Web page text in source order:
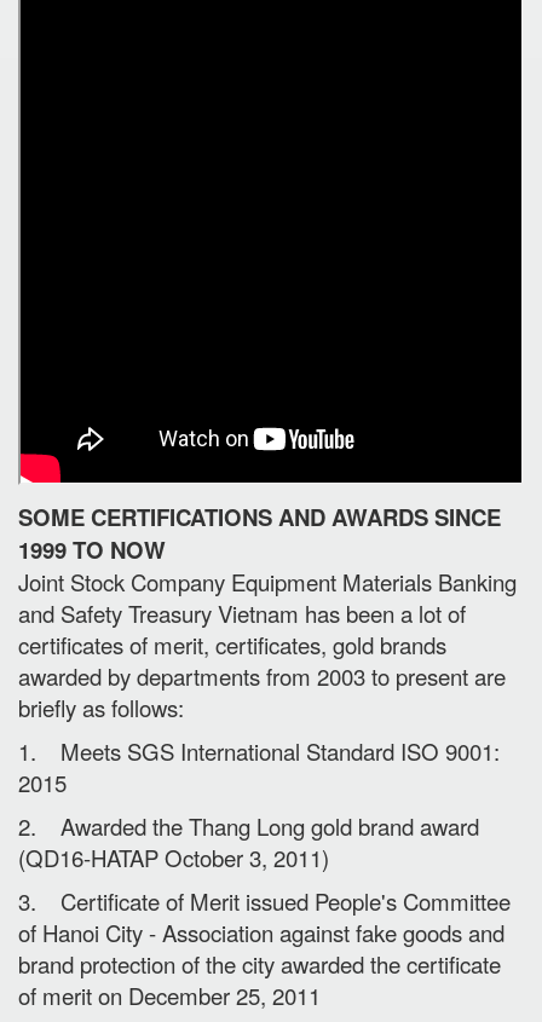
SOME CERTIFICATIONS AND AWARDS SINCE
1999 TO NOW
Joint Stock Company Equipment Materials Banking
and Safety Treasury Vietnam has been a lot of
certificates of merit, certificates, gold brands
awarded by departments from 2003 to present are
briefly as follows:
1. Meets SGS International Standard ISO 9001:
2015
2. Awarded the Thang Long gold brand award
(QD16-HATAP October 3, 2011)
3. Certificate of Merit issued People's Committee
of Hanoi City - Association against fake goods and
brand protection of the city awarded the certificate
of merit on December 25, 2011